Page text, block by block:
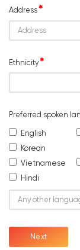
Address
Ethnicity
Preferred spoken
English
Korean
Vietnamese
Hindi
Next